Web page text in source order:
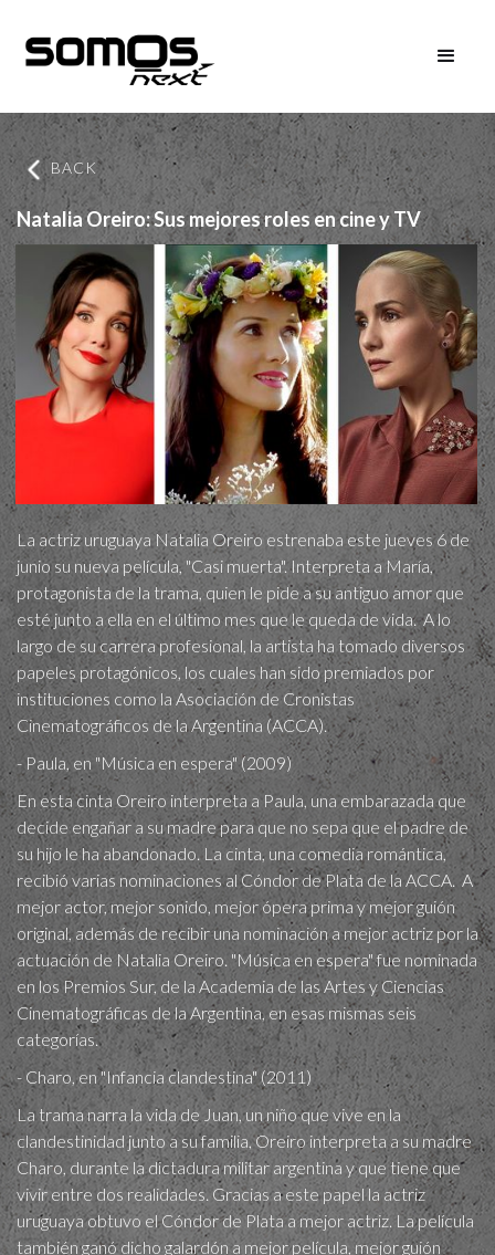
BACK
Natalia Oreiro: Sus mejores roles en cine y TV
La actriz uruguaya Natalia Oreiro estrenaba este jueves 6 de
junio su nueva película, "Casi muerta". Interpreta a María,
protagonista de la trama, quien le pide a su antiguo amor que
esté junto a ella en el último mes que le queda de vida. A lo
largo de su carrera profesional, la artista ha tomado diversos
papeles protagónicos, los cuales han sido premiados por
instituciones como la Asociación de Cronistas
Cinematográficos de la Argentina (ACCA).
- Paula, en "Música en espera" (2009)
En esta cinta Oreiro interpreta a Paula, una embarazada que
decide engañar a su madre para que no sepa que el padre de
su hijo le ha abandonado. La cinta, una comedia romántica,
recibió varias nominaciones al Cóndor de Plata de la ACCA. A
mejor actor, mejor sonido, mejor ópera prima y mejor guión
original, además de recibir una nominación a mejor actriz por la
actuación de Natalia Oreiro. "Música en espera" fue nominada
en los Premios Sur, de la Academia de las Artes y Ciencias
Cinematográficas de la Argentina, en esas mismas seis
categorías.
- Charo, en "Infancia clandestina" (2011)
La trama narra la vida de Juan, un niño que vive en la
clandestinidad junto a su familia, Oreiro interpreta a su madre
Charo, durante la dictadura militar argentina y que tiene que
vivir entre dos realidades. Gracias a este papel la actriz
uruguaya obtuvo el Cóndor de Plata a mejor actriz. La película
también ganó dicho galardón a mejor película, mejor guión